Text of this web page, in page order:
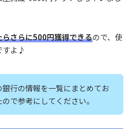
さらに500円獲得できるので、使
すよ♪
銀行の情報を一覧にまとめてお
で参考にしてください。